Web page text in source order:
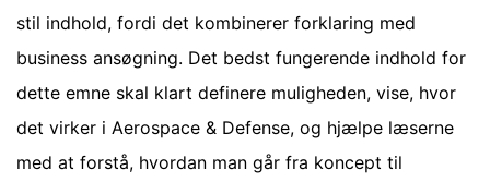
stil indhold, fordi det kombinerer forklaring med
business ansøgning. Det bedst fungerende indhold for
dette emne skal klart definere muligheden, vise, hvor
det virker i Aerospace & Defense, og hjælpe læserne
med at forstå, hvordan man går fra koncept til